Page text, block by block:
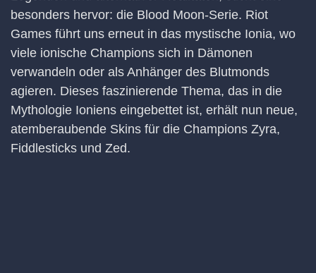
besonders hervor: die Blood Moon-Serie. Riot
Games führt uns erneut in das mystische Ionia, wo
viele ionische Champions sich in Dämonen
verwandeln oder als Anhänger des Blutmonds
agieren. Dieses faszinierende Thema, das in die
Mythologie Ioniens eingebettet ist, erhält nun neue,
atemberaubende Skins für die Champions Zyra,
Fiddlesticks und Zed.